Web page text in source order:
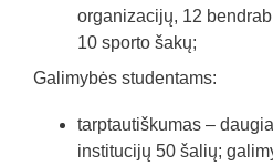
organizacijų, 12
10 sporto šakų;
Galimybės studentams:
tarptautiškumas –
institucijų 50 šalių;